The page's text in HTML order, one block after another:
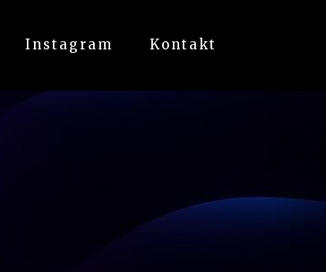
Instagram Kontakt